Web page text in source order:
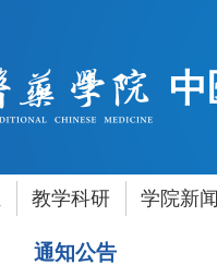
教学科研 学院新
通知公告